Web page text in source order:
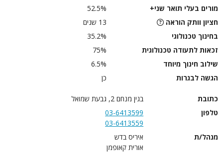
מורים בעלי תואר שני+
52.5%
חציון וותק הוראה
13 שנים
בחינוך טכנולוגי
35.2%
זכאות לתעודה טכנולוגית
75%
שילוב חינוך מיוחד
6.5%
הגשה לבגרות
כן
כתובת
בגין מנחם 2, גבעת שמואל
טלפון
03-6413599
03-6413559
מנהל/ת
איריס בדש
אורית קאופמן